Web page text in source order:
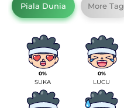
Piala Dunia More Tag
0%
SUKA
0%
LUCU